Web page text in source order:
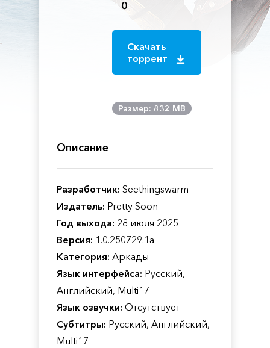
0
Скачать
торрент
Размер: 832 MB
Описание
Разработчик: Seethingswarm
Издатель: Pretty Soon
Год выхода: 28 июля 2025
Версия: 1.0.250729.1a
Категория: Аркады
Язык интерфейса: Русский,
Английский, Multi17
Язык озвучки: Отсутствует
Субтитры: Русский, Английский,
Multi17